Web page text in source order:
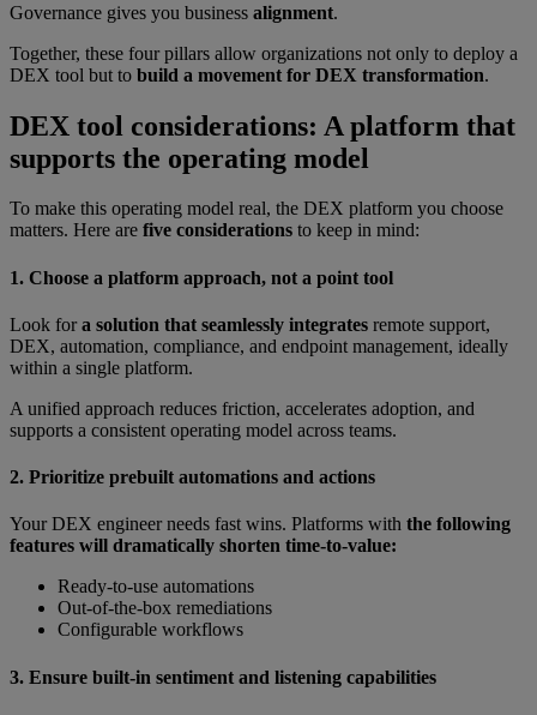
Governance gives you business alignment.
Together, these four pillars allow organizations not only to deploy a
DEX tool but to build a movement for DEX transformation.
DEX tool considerations: A platform that
supports the operating model
To make this operating model real, the DEX platform you choose
matters. Here are five considerations to keep in mind:
1. Choose a platform approach, not a point tool
Look fora solution that seamlessly integrates remote support,
DEX, automation, compliance, and endpoint management, ideally
within a single platform.
A unified approach reduces friction, accelerates adoption, and
supports a consistent operating model across teams.
2. Prioritize prebuilt automations and actions
Your DEX engineer needs fast wins. Platforms with the following
features will dramatically shorten time-to-value:
Ready-to-use automations
Out-of-the-box remediations
Configurable workflows
3. Ensure built-in sentiment and listening capabilities